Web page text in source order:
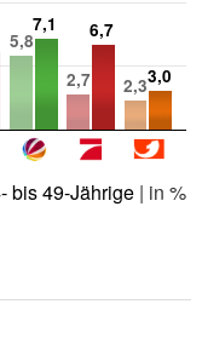
5,8
2,7
2,3
7,1 6,7
3,0
bis 49-Jährige| in %